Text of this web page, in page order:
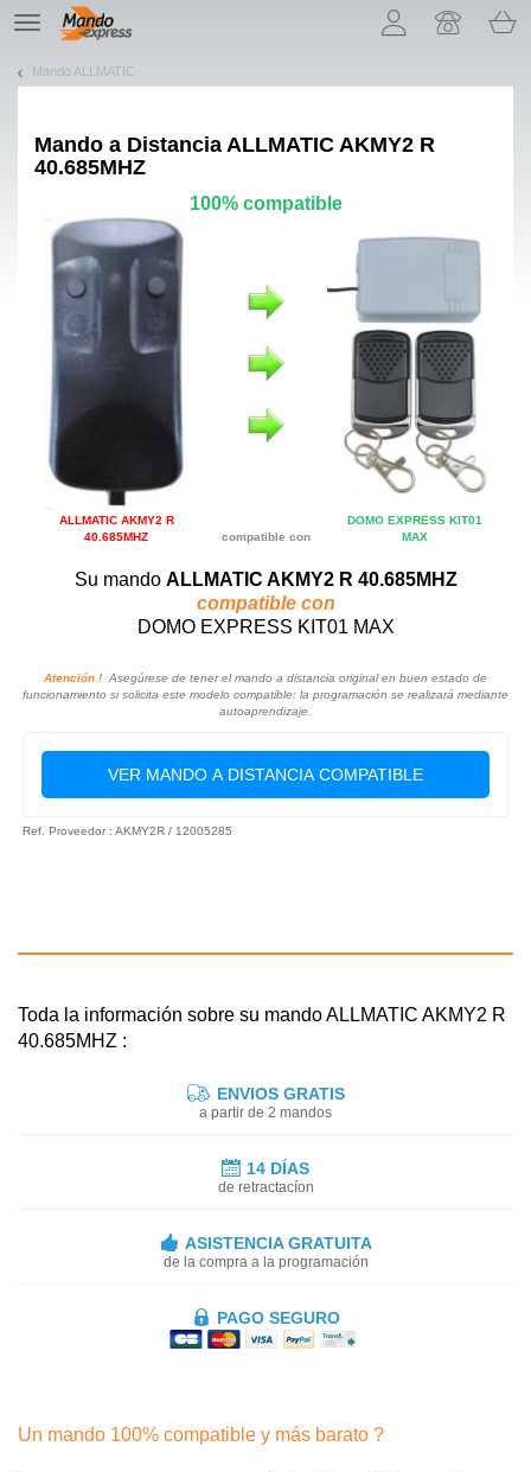
TE
navigation
Mando ALLMATIC
Mando a Distancia ALLMATIC AKMY2 R
40.685MHZ
100% compatible
ALLMATIC AKMY2 R
40.685MHZ
compatible con
DOMO EXPRESS KIT01
MAX
Su mando ALLMATIC AKMY2 R 40.685MHZ
compatible con
DOMO EXPRESS KIT01 MAX
Atención ! Asegúrese de tener el mando a distancia original en buen estado de
funcionamiento si solicita este modelo compatible: la programación se realizará mediante
autoaprendizaje.
VER MANDO A DISTANCIA COMPATIBLE
Ref. Proveedor : AKMY2R / 12005285
Toda la información sobre su mando ALLMATIC AKMY2 R
40.685MHZ :
ENVIOS GRATIS
a partir de 2 mandos
14 DÍAS
de retractacíon
ASISTENCIA GRATUITA
de la compra a la programación
PAGO SEGURO
Un mando 100% compatible y más barato ?
¡Permítenos presentarte nuestras cookies!